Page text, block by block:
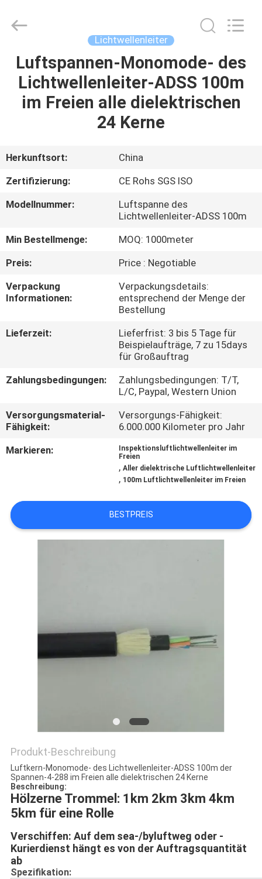
HAUS
PRODUKTE
UNS
AUSFLUG
TRETEN
MIT
VERBINDUNG
NACHRICHTEN
SITEMAP
DATENSCHUTZRICHTLINIE
2021
Technology
Reserved.
Lichtwellenleiter
Luftspannen-Monomode- des
Lichtwellenleiter-ADSS 100m
im Freien alle dielektrischen
24 Kerne
Herkunftsort:
China
Zertifizierung:
CE Rohs SGS ISO
Modellnummer:
Luftspanne des
Lichtwellenleiter-ADSS 100m
Min Bestellmenge:
MOQ: 1000meter
Preis:
Price : Negotiable
Verpackung
Informationen:
Verpackungsdetails:
entsprechend der Menge der
Bestellung
Lieferzeit:
Lieferfrist: 3 bis 5 Tage für
Beispielaufträge, 7 zu 15days
für Großauftrag
Zahlungsbedingungen:
Zahlungsbedingungen: T/T,
L/C, Paypal, Western Union
Versorgungsmaterial-
Fähigkeit:
Versorgungs-Fähigkeit:
6.000.000 Kilometer pro Jahr
Markieren:
Inspektionsluftlichtwellenleiter im
Freien
,Aller dielektrische Luftlichtwellenleiter
, 100m Luftlichtwellenleiter im Freien
BESTPREIS
Produkt-Beschreibung
Luftkern-Monomode- des Lichtwellenleiter-ADSS 100m der
Spannen-4-288 im Freien alle dielektrischen 24 Kerne
Beschreibung:
Hölzerne Trommel: 1km 2km 3km 4km
5km für eine Rolle
Verschiffen: Auf dem sea-/byluftweg oder -
Kurierdienst hängt es von der Auftragsquantität
ab
Spezifikation: